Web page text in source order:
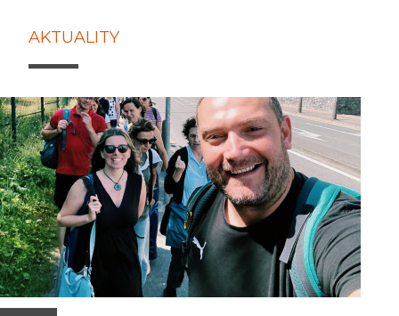
AKTUALITY